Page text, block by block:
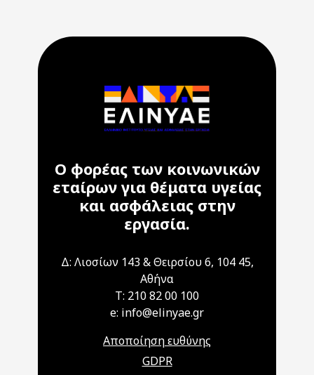
Ο φορέας των κοινωνικών
εταίρων για θέματα υγείας
και ασφάλειας στην
εργασία.
Δ: Λιοσίων 143 & Θειρσίου 6, 104 45,
Αθήνα
T: 210 82 00 100
e: info@elinyae.gr
Αποποίηση ευθύνης
GDPR